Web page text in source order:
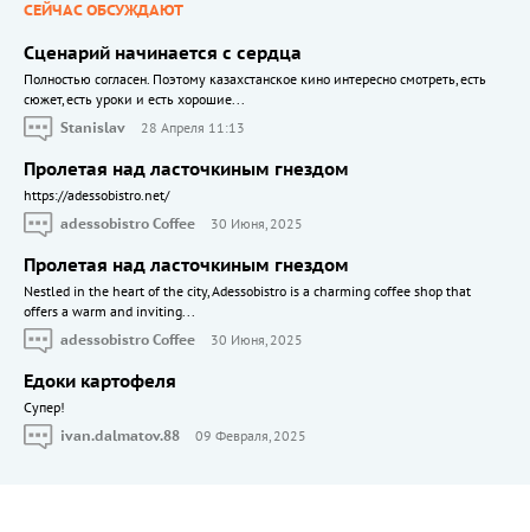
СЕЙЧАС ОБСУЖДАЮТ
Сценарий начинается с сердца
Полностью согласен. Поэтому казахстанское кино интересно смотреть, есть
сюжет, есть уроки и есть хорошие...
Stanislav
28 Апреля 11:13
Пролетая над ласточкиным гнездом
https://adessobistro.net/
adessobistro Coffee
30 Июня, 2025
Пролетая над ласточкиным гнездом
Nestled in the heart of the city, Adessobistro is a charming coffee shop that
offers a warm and inviting...
adessobistro Coffee
30 Июня, 2025
Едоки картофеля
Cупер!
ivan.dalmatov.88
09 Февраля, 2025